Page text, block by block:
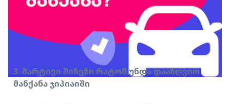
3 მარტივი მიზეზი რატომ უნდა დააზღვიო
მანქანა ჯიპიაიში